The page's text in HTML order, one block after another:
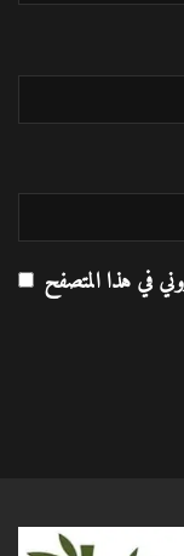
في هذا المتصفح